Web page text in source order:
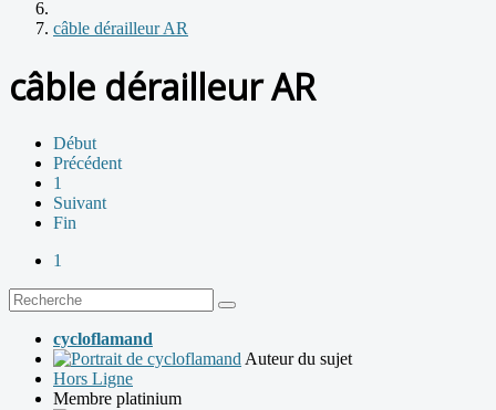
câble dérailleur AR
câble dérailleur AR
Début
Précédent
1
Suivant
Fin
1
cycloflamand
Auteur du sujet
Hors Ligne
Membre platinium